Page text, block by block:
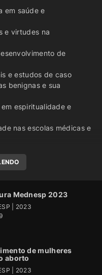
em saúde e
e virtudes na
de
e estudos de caso
benignas e sua
espiritualidade e
nas escolas médicas e
Mednesp 2023
| 2023
de mulheres
aborto
| 2023